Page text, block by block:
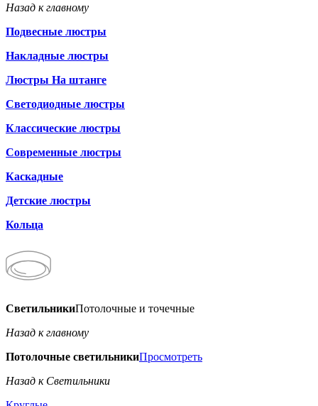
Назад к главному
Подвесные люстры
Накладные люстры
Люстры На штанге
Светодиодные люстры
Классические люстры
Современные люстры
Каскадные
Детские люстры
Кольца
СветильникиПотолочные и точечные
Назад к главному
Потолочные светильникиПросмотреть
Назад к Светильники